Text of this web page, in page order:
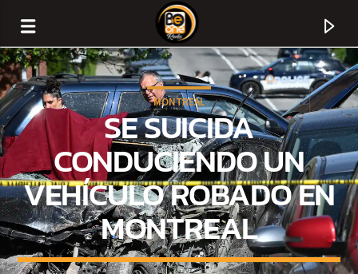
MONTREAL
SE SUICIDA
CONDUCIENDO UN
VEHÍCULO ROBADO EN
MONTREAL